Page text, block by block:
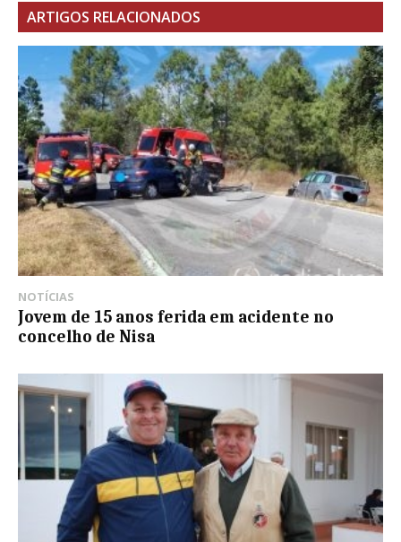
ARTIGOS RELACIONADOS
NOTÍCIAS
Jovem de 15 anos ferida em acidente no
concelho de Nisa